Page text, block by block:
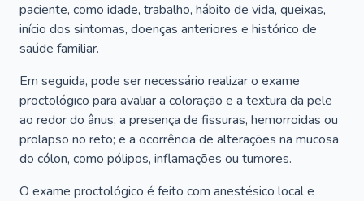
paciente, como idade, trabalho, hábito de vida, queixas,
início dos sintomas, doenças anteriores e histórico de
saúde familiar.
Em seguida, pode ser necessário realizar o exame
proctológico para avaliar a coloração e a textura da pele
ao redor do ânus; a presença de fissuras, hemorroidas ou
prolapso no reto; e a ocorrência de alterações na mucosa
do cólon, como pólipos, inflamações ou tumores.
O exame proctológico é feito com anestésico local e